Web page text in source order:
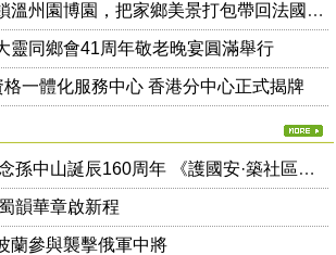
法國華裔青年解鎖溫州園博園，把家鄉美景打包帶回法國朋友圈
靈同鄉會41周年敬老晚宴圓滿舉行
一體化服務中心 香港分中心正式揭牌
弘揚國安精神 紀念孫中山誕辰160周年 《護國安·築社區》荃灣區安全同樂日暨週年檢閱禮圓滿舉行
韻華章啟新程
蘭參與襲擊俄軍中將